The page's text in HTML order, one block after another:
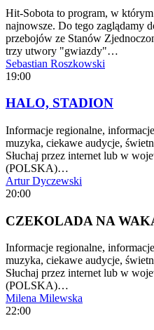
Hit-Sobota to program, w
najnowsze. Do tego zaglądamy
przebojów ze Stanów
trzy utwory "gwiazdy"…
Sebastian Roszkowski
19:00
HALO, STADION
Informacje regionalne,
muzyka, ciekawe audycje,
Słuchaj przez internet lub w
(POLSKA)…
Artur Dyczewski
20:00
CZEKOLADA NA
Informacje regionalne,
muzyka, ciekawe audycje,
Słuchaj przez internet lub w
(POLSKA)…
Milena Milewska
22:00